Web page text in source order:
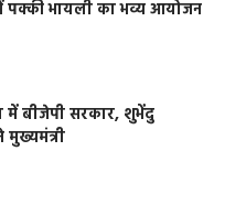
पक्की भायली का भव्य आयोजन
में बीजेपी सरकार, शुभेंदु
मुख्यमंत्री